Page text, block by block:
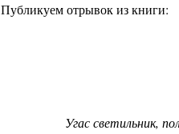
Публикуем отрывок из книги:
Угас светильник,